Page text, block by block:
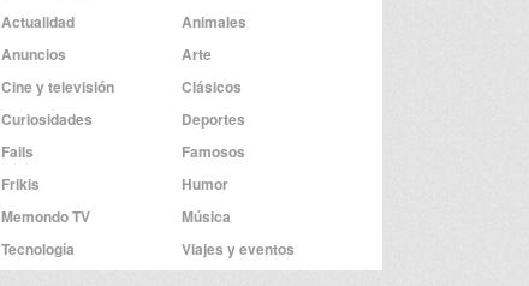
Actualidad
Animales
Anuncios
Arte
Cine y televisión
Clásicos
Curiosidades
Deportes
Fails
Famosos
Frikis
Humor
Memondo TV
Música
Tecnología
Viajes y eventos